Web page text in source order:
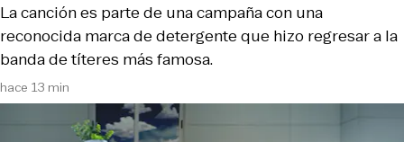
hace 13 min
La canción es parte de una campaña con una
reconocida marca de detergente que hizo regresar a la
banda de títeres más famosa.